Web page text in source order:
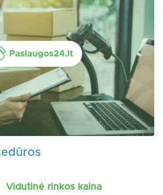
Vidutinė rinkos kaina